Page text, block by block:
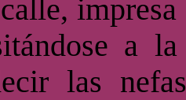
impresa
a
las